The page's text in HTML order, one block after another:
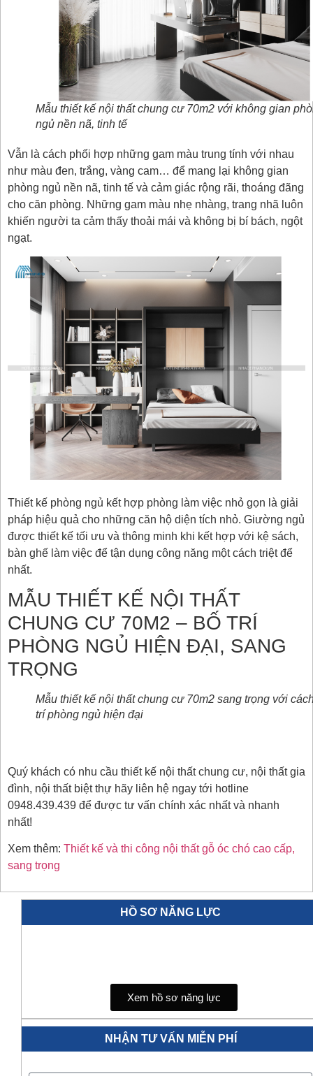
Mẫu thiết kế nội thất chung cư 70m2 với không gian
ngủ nền nã, tinh tế
Vẫn là cách phối hợp những gam màu trung tính với nhau
như màu đen, trắng, vàng cam… để mang lại không gian
phòng ngủ nền nã, tinh tế và cảm giác rộng rãi, thoáng đãng
cho căn phòng. Những gam màu nhẹ nhàng, trang nhã luôn
khiến người ta cảm thấy thoải mái và không bị bí bách, ngột
ngạt.
Thiết kế phòng ngủ kết hợp phòng làm việc nhỏ gọn là giải
pháp hiệu quả cho những căn hộ diện tích nhỏ. Giường ngủ
được thiết kế tối ưu và thông minh khi kết hợp với kệ sách,
bàn ghế làm việc để tận dụng công năng một cách triệt để
nhất.
MẪU THIẾT KẾ NỘI THẤT
CHUNG CƯ 70M2 – BỐ TRÍ
PHÒNG NGỦ HIỆN ĐẠI, SANG
TRỌNG
Mẫu thiết kế nội thất chung cư 70m2 sang trọng với
trí phòng ngủ hiện đại
Quý khách có nhu cầu thiết kế nội thất chung cư, nội thất gia
đình, nội thất biệt thự hãy liên hệ ngay tới hotline
0948.439.439 để được tư vấn chính xác nhất và nhanh
nhất!
Xem thêm: Thiết kế và thi công nội thất gỗ óc chó cao cấp,
sang trọng
HỒ SƠ NĂNG LỰC
Xem hồ sơ năng lực
NHẬN TƯ VẤN MIỄN PHÍ